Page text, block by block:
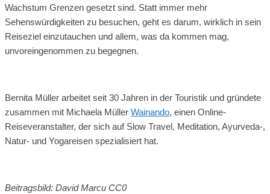
Wachstum Grenzen gesetzt sind. Statt immer mehr
Sehenswürdigkeiten zu besuchen, geht es darum, wirklich in sein
Reiseziel einzutauchen und allem, was da kommen mag,
unvoreingenommen zu begegnen.
Bernita Müller arbeitet seit 30 Jahren in der Touristik und gründete
zusammen mit Michaela Müller Wainando, einen Online-
Reiseveranstalter, der sich auf Slow Travel, Meditation, Ayurveda-,
Natur- und Yogareisen spezialisiert hat.
Beitragsbild: David Marcu CC0